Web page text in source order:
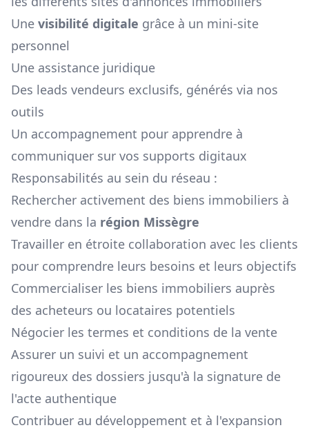
Une visibilité digitale grâce à un mini-site
personnel
Une assistance juridique
Des leads vendeurs exclusifs, générés via nos
outils
Un accompagnement pour apprendre à
communiquer sur vos supports digitaux
Responsabilités au sein du réseau :
Rechercher activement des biens immobiliers à
vendre dans la région Missègre
Travailler en étroite collaboration avec les clients
pour comprendre leurs besoins et leurs objectifs
Commercialiser les biens immobiliers auprès
des acheteurs ou locataires potentiels
Négocier les termes et conditions de la vente
Assurer un suivi et un accompagnement
rigoureux des dossiers jusqu'à la signature de
l'acte authentique
Contribuer au développement et à l'expansion